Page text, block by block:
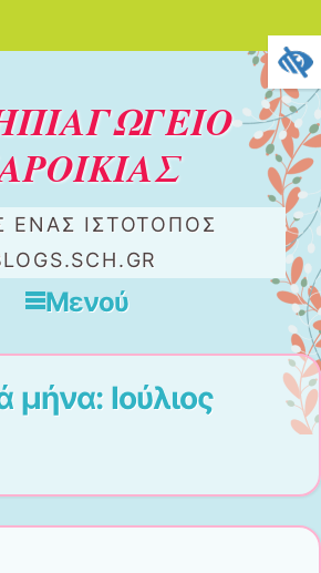
ΈΝΑΣ ΙΣΤΌΤΟΠΟΣ
Μενού
μήνα: Ιούλιος